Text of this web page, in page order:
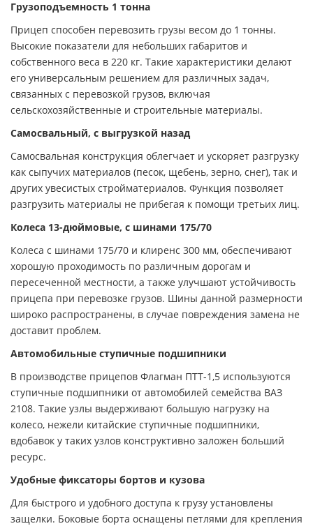
Грузоподъемность 1 тонна
Прицеп способен перевозить грузы весом до 1 тонны.
Высокие показатели для небольших габаритов и
собственного веса в 220 кг. Такие характеристики делают
его универсальным решением для различных задач,
связанных с перевозкой грузов, включая
сельскохозяйственные и строительные материалы.
Самосвальный, с выгрузкой назад
Самосвальная конструкция облегчает и ускоряет разгрузку
как сыпучих материалов (песок, щебень, зерно, снег), так и
других увесистых стройматериалов. Функция позволяет
разгрузить материалы не прибегая к помощи третьих лиц.
Колеса 13-дюймовые, с шинами 175/70
Колеса с шинами 175/70 и клиренс 300 мм, обеспечивают
хорошую проходимость по различным дорогам и
пересеченной местности, а также улучшают устойчивость
прицепа при перевозке грузов. Шины данной размерности
широко распространены, в случае повреждения замена не
доставит проблем.
Автомобильные ступичные подшипники
В производстве прицепов Флагман ПТТ-1,5 используются
ступичные подшипники от автомобилей семейства ВАЗ
2108. Такие узлы выдерживают большую нагрузку на
колесо, нежели китайские ступичные подшипники,
вдобавок у таких узлов конструктивно заложен больший
ресурс.
Удобные фиксаторы бортов и кузова
Для быстрого и удобного доступа к грузу установлены
защелки. Боковые борта оснащены петлями для крепления